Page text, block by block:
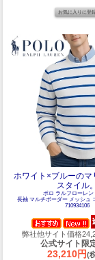
ホワイト×ブルーのマ
スタイル。
ポロ ラルフローレン
長袖 マルチボーダー メッシュ
710934106
弊社他サイト価格
公式サイト限
23,210円(